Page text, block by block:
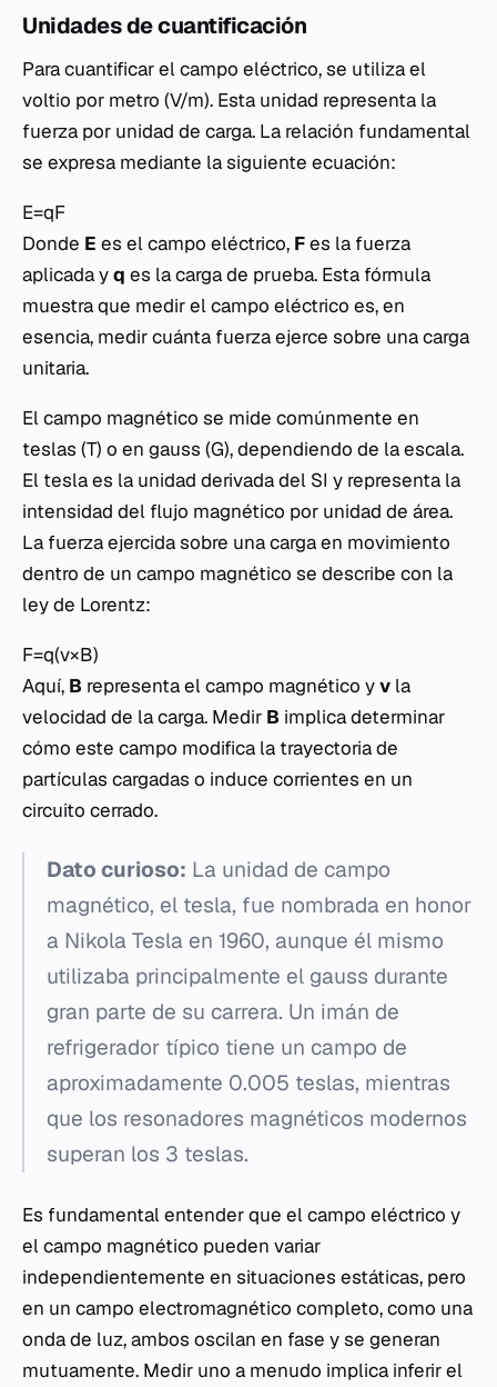
Unidades de cuantificación
Para cuantificar el campo eléctrico, se utiliza el
voltio por metro (V/m). Esta unidad representa la
fuerza por unidad de carga. La relación fundamental
se expresa mediante la siguiente ecuación:
E=qF​
Donde E es el campo eléctrico, Fes la fuerza
aplicada yq es la carga de prueba. Esta fórmula
muestra que medir el campo eléctrico es, en
esencia, medir cuánta fuerza ejerce sobre una carga
unitaria.
El campo magnético se mide comúnmente en
teslas (T) o en gauss (G), dependiendo de la escala.
El tesla es la unidad derivada del SI y representa la
intensidad del flujo magnético por unidad de área.
La fuerza ejercida sobre una carga en movimiento
dentro de un campo magnético se describe con la
ley de Lorentz:
F=q(v×B)
Aquí, B representa el campo magnético yv la
velocidad de la carga. Medir B implica determinar
cómo este campo modifica la trayectoria de
partículas cargadas o induce corrientes en un
circuito cerrado.
Dato curioso: La unidad de campo
magnético, el tesla, fue nombrada en honor
a Nikola Tesla en 1960, aunque él mismo
utilizaba principalmente el gauss durante
gran parte de su carrera. Un imán de
refrigerador típico tiene un campo de
aproximadamente 0.005 teslas, mientras
que los resonadores magnéticos modernos
superan los 3 teslas.
Es fundamental entender que el campo eléctrico y
el campo magnético pueden variar
independientemente en situaciones estáticas, pero
en un campo electromagnético completo, como una
onda de luz, ambos oscilan en fase y se generan
mutuamente. Medir uno a menudo implica inferir el